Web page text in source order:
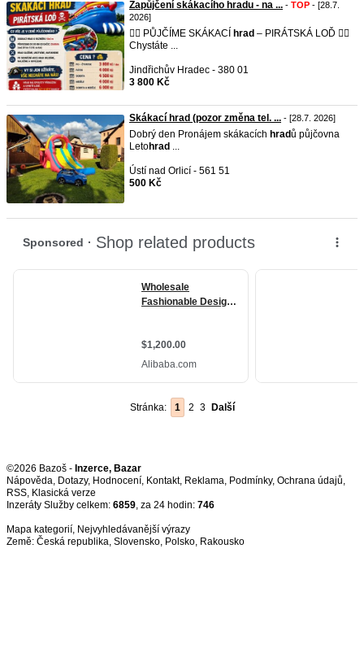
Zapůjčení skákacího hradu - na ... - TOP - [28.7.
2026]
🏴‍☠️ PŮJČÍME SKÁKACÍ hrad – PIRÁTSKÁ LOĎ 🏴‍☠️
Chystáte ...
Jindřichův Hradec - 380 01
3 800 Kč
Skákací hrad (pozor změna tel. ... - [28.7. 2026]
Dobrý den Pronájem skákacích hradů půjčovna
Letohrad ...
Ústí nad Orlicí - 561 51
500 Kč
Stránka: 1 2 3 Další
©2026 Bazoš - Inzerce, Bazar
Nápověda, Dotazy, Hodnocení, Kontakt, Reklama, Podmínky, Ochrana údajů,
RSS,
Inzeráty Služby celkem: 6859, za 24 hodin: 746
Mapa kategorií, Nejvyhledávanější výrazy
Země: Česká republika, Slovensko, Polsko, Rakousko